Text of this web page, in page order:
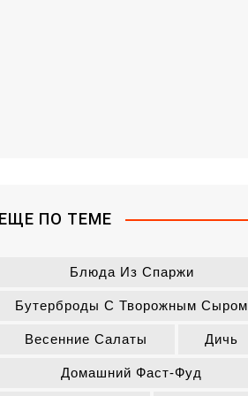
ПО ТЕМЕ
Блюда Из Спаржи
Бутерброды С Творожным Сыром
Весенние Салаты Дичь
Домашний Фаст-Фуд